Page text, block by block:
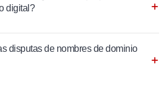
digital?
disputas de nombres de dominio